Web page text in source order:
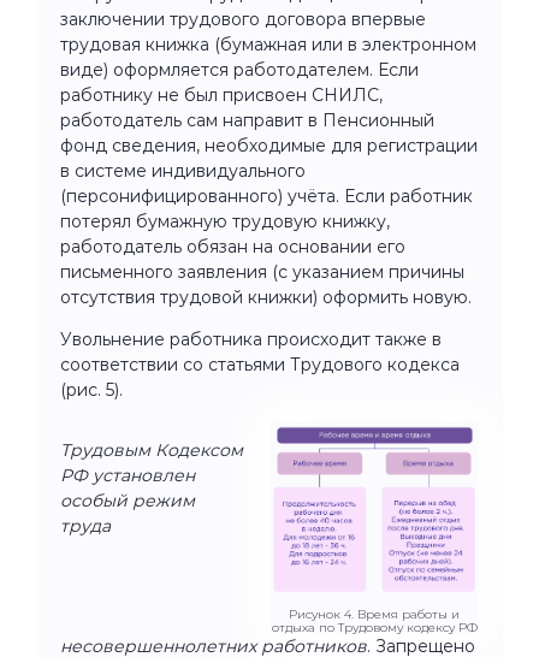
заключении трудового договора впервые
трудовая книжка (бумажная или в электронном
виде) оформляется работодателем. Если
работнику не был присвоен СНИЛС,
работодатель сам направит в Пенсионный
фонд сведения, необходимые для регистрации
в системе индивидуального
(персонифицированного) учёта. Если работник
потерял бумажную трудовую книжку,
работодатель обязан на основании его
письменного заявления (с указанием причины
отсутствия трудовой книжки) оформить новую.
Увольнение работника происходит также в
соответствии со статьями Трудового кодекса
(рис. 5).
Рисунок 4. Время работы и
отдыха по Трудовому кодексу РФ
Трудовым Кодексом
РФ установлен
особый режим
труда
несовершеннолетних работников. Запрещено